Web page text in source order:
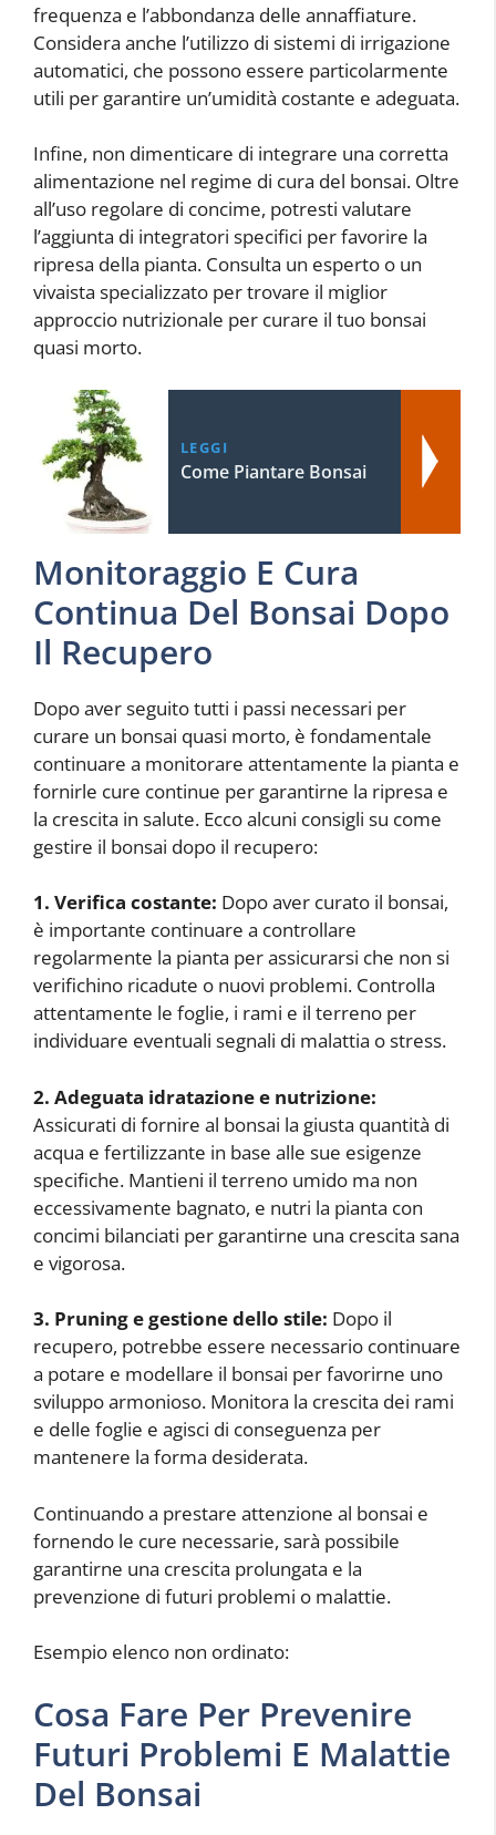
frequenza e l’abbondanza delle annaffiature.
Considera anche l’utilizzo di sistemi di irrigazione
automatici, che possono essere particolarmente
utili per garantire un’umidità costante e adeguata.
Infine, non dimenticare di integrare una corretta
alimentazione nel regime di cura del bonsai. Oltre
all’uso regolare di concime, potresti valutare
l’aggiunta di integratori specifici per favorire la
ripresa della pianta. Consulta un esperto o un
vivaista specializzato per trovare il miglior
approccio nutrizionale per curare il tuo bonsai
quasi morto.
LEGGI
Come Piantare Bonsai
Monitoraggio E Cura
Continua Del Bonsai Dopo
Il Recupero
Dopo aver seguito tutti i passi necessari per
curare un bonsai quasi morto, è fondamentale
continuare a monitorare attentamente la pianta e
fornirle cure continue per garantirne la ripresa e
la crescita in salute. Ecco alcuni consigli su come
gestire il bonsai dopo il recupero:
1. Verifica costante: Dopo aver curato il bonsai,
è importante continuare a controllare
regolarmente la pianta per assicurarsi che non si
verifichino ricadute o nuovi problemi. Controlla
attentamente le foglie, i rami e il terreno per
individuare eventuali segnali di malattia o stress.
2. Adeguata idratazione e nutrizione:
Assicurati di fornire al bonsai la giusta quantità di
acqua e fertilizzante in base alle sue esigenze
specifiche. Mantieni il terreno umido ma non
eccessivamente bagnato, e nutri la pianta con
concimi bilanciati per garantirne una crescita sana
e vigorosa.
3. Pruning e gestione dello stile: Dopo il
recupero, potrebbe essere necessario continuare
a potare e modellare il bonsai per favorirne uno
sviluppo armonioso. Monitora la crescita dei rami
e delle foglie e agisci di conseguenza per
mantenere la forma desiderata.
Continuando a prestare attenzione al bonsai e
fornendo le cure necessarie, sarà possibile
garantirne una crescita prolungata e la
prevenzione di futuri problemi o malattie.
Esempio elenco non ordinato:
Cosa Fare Per Prevenire
Futuri Problemi E Malattie
Del Bonsai